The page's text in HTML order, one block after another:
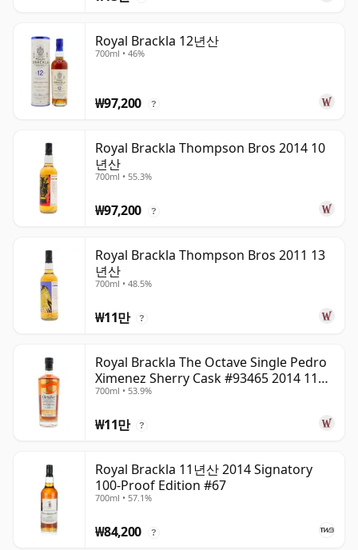
Royal Brackla 12년산
700ml • 46%
₩97,200 ?
Royal Brackla Thompson Bros 2014 10
년산
700ml • 55.3%
₩97,200 ?
Royal Brackla Thompson Bros 2011 13
년산
700ml • 48.5%
₩11만 ?
Royal Brackla The Octave Single Pedro
Ximenez Sherry Cask #93465 2014 11년
산
700ml • 53.9%
₩11만 ?
Royal Brackla 11년산 2014 Signatory
100-Proof Edition #67
700ml • 57.1%
₩84,200 ?